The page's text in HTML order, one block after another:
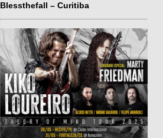
Blessthefall – Curitiba